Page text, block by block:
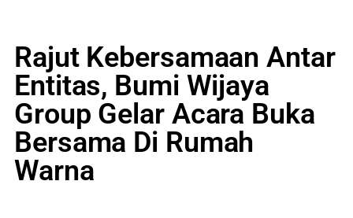
Rajut Kebersamaan Antar
Entitas, Bumi Wijaya
Group Gelar Acara Buka
Bersama Di Rumah
Warna